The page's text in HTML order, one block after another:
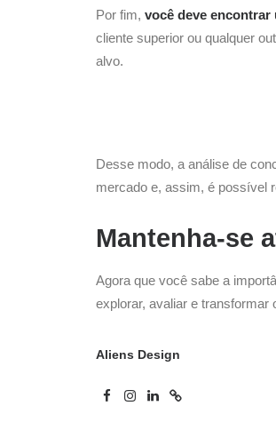
Por fim, você deve encontrar
cliente superior ou qualquer
alvo.
Desse modo, a análise de
mercado e, assim, é possível
Mantenha-se
Agora que você sabe a
explorar, avaliar e
Aliens Design